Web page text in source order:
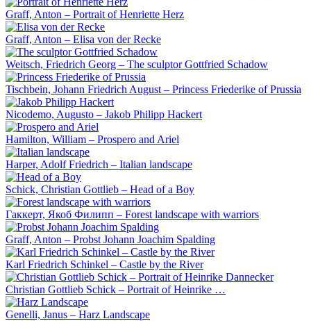
Graff, Anton – Portrait of Henriette Herz
Graff, Anton – Elisa von der Recke
Weitsch, Friedrich Georg – The sculptor Gottfried Schadow
Tischbein, Johann Friedrich August – Princess Friederike of Prussia
Nicodemo, Augusto – Jakob Philipp Hackert
Hamilton, William – Prospero and Ariel
Harper, Adolf Friedrich – Italian landscape
Schick, Christian Gottlieb – Head of a Boy
Гаккерт, Якоб Филипп – Forest landscape with warriors
Graff, Anton – Probst Johann Joachim Spalding
Karl Friedrich Schinkel – Castle by the River
Christian Gottlieb Schick – Portrait of Heinrike …
Genelli, Janus – Harz Landscape